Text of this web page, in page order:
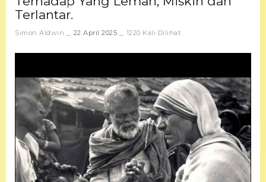
Terlantar.
Simon Aldwin 22 April 2025 1220 Kali Dilihat